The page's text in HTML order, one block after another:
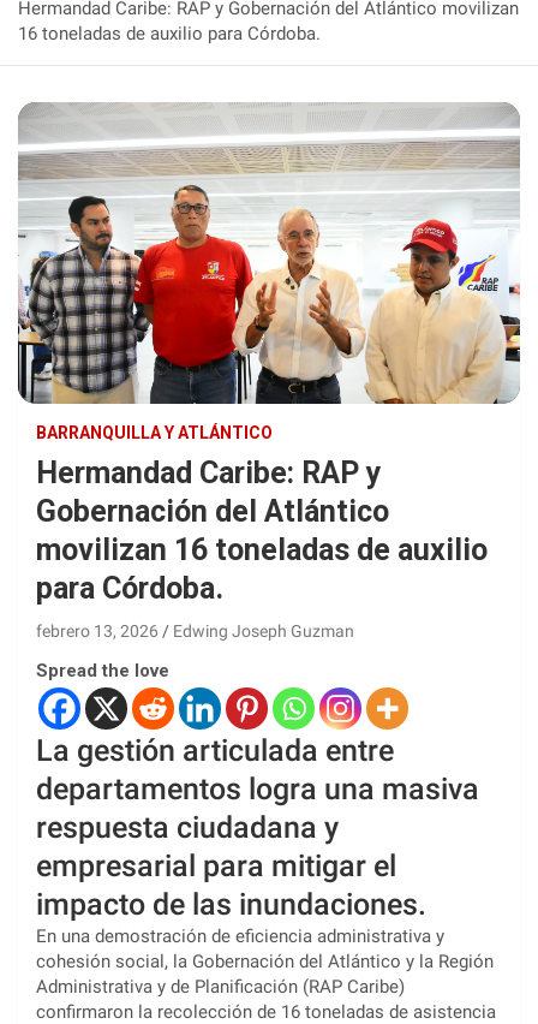
Hermandad Caribe: RAP y Gobernación del Atlántico movilizan
16 toneladas de auxilio para Córdoba.
BARRANQUILLA Y ATLÁNTICO
Hermandad Caribe: RAP y
Gobernación del Atlántico
movilizan 16 toneladas de auxilio
para Córdoba.
febrero 13, 2026 Edwing Joseph Guzman
Spread the love
La gestión articulada entre
departamentos logra una masiva
respuesta ciudadana y
empresarial para mitigar el
impacto de las inundaciones.
En una demostración de eficiencia administrativa y
cohesión social, la Gobernación del Atlántico y la Región
Administrativa y de Planificación (RAP Caribe)
confirmaron la recolección de 16 toneladas de asistencia